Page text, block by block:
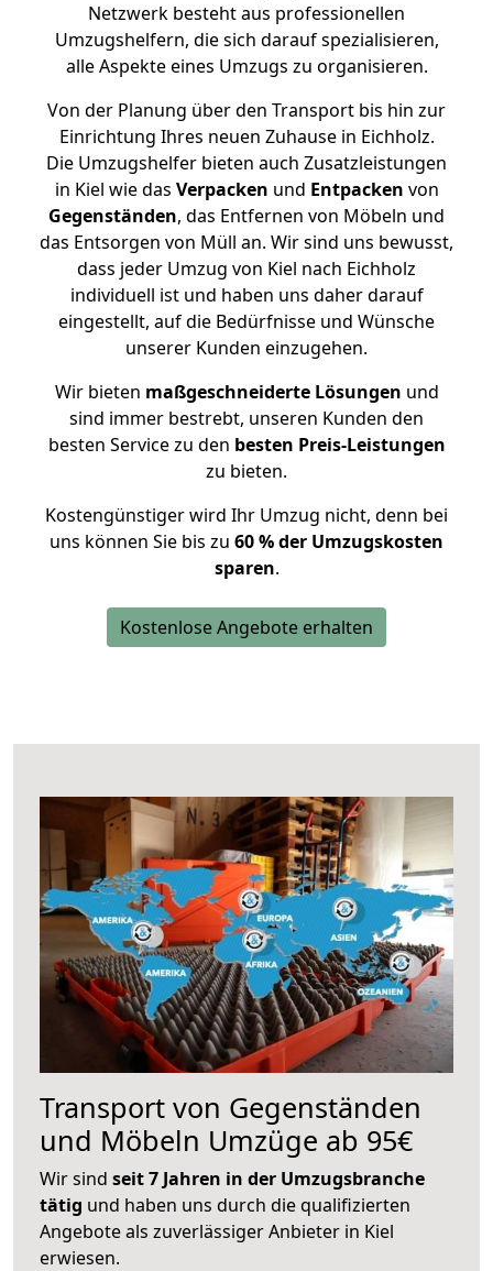
Netzwerk besteht aus professionellen
Umzugshelfern, die sich darauf spezialisieren,
alle Aspekte eines Umzugs zu organisieren.
Von der Planung über den Transport bis hin zur
Einrichtung Ihres neuen Zuhause in Eichholz.
Die Umzugshelfer bieten auch Zusatzleistungen
in Kiel wie das Verpacken und Entpacken von
Gegenständen, das Entfernen von Möbeln und
das Entsorgen von Müll an. Wir sind uns bewusst,
dass jeder Umzug von Kiel nach Eichholz
individuell ist und haben uns daher darauf
eingestellt, auf die Bedürfnisse und Wünsche
unserer Kunden einzugehen.
Wir bieten maßgeschneiderte Lösungen und
sind immer bestrebt, unseren Kunden den
besten Service zu den besten Preis-Leistungen
zu bieten.
Kostengünstiger wird Ihr Umzug nicht, denn bei
uns können Sie bis zu 60 % der Umzugskosten
sparen.
Kostenlose Angebote erhalten
Transport von Gegenständen
und Möbeln Umzüge ab 95€
Wir sind seit 7 Jahren in der Umzugsbranche
tätig und haben uns durch die qualifizierten
Angebote als zuverlässiger Anbieter in Kiel
erwiesen.